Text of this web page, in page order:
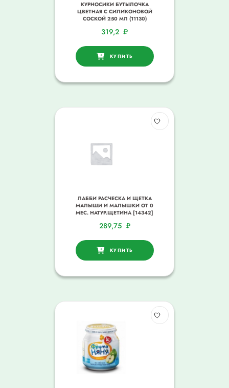
КУРНОСИКИ БУТЫЛОЧКА
ЦВЕТНАЯ С СИЛИКОНОВОЙ
СОСКОЙ 250 МЛ (11130)
319,2 ₽
КУПИТЬ
ЛАББИ РАСЧЕСКА И ЩЕТКА
МАЛЫШИ И МАЛЫШКИ ОТ 0
МЕС. НАТУР.ЩЕТИНА [14342]
289,75 ₽
КУПИТЬ